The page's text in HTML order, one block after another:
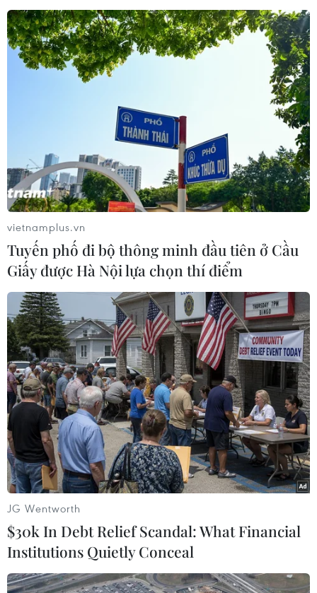
Thủ tướng Nguyễn Xuân Phúc và Chủ tịch Quốc hội Nguyễn Thị
Kim Ngân với các đại biểu dự Chương trình. (Ảnh: Doãn
Thủ tướng Nguyễn Xuân Phúc và Chủ tịch Quốc hội Nguyễn Thị
Kim Ngân với các đại biểu dự Chương trình. (Ảnh: Doãn
Tấn/TTXVN)
vietnamplus.vn
Tuyến phố đi bộ thông minh đầu tiên ở Cầu
Giấy được Hà Nội lựa chọn thí điểm
JG Wentworth
$30k In Debt Relief Scandal: What Financial
Institutions Quietly Conceal